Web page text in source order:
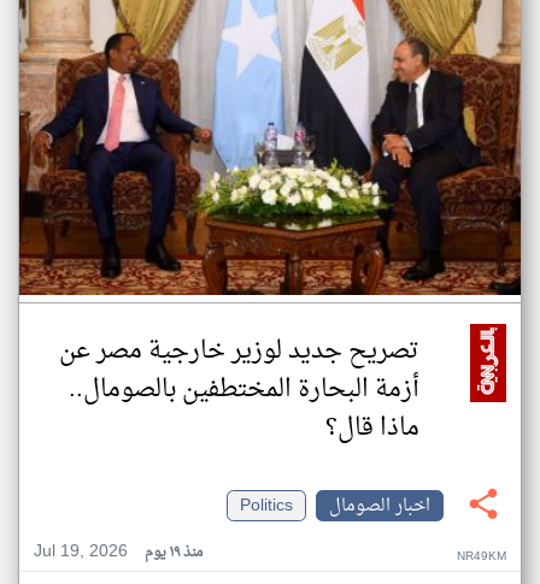
تصريح جديد لوزير خارجية مصر عن
أزمة البحارة المختطفين بالصومال..
ماذا قال؟
اخبار الصومال
Politics
Jul 19, 2026
منذ ١٩ يوم NR49KM